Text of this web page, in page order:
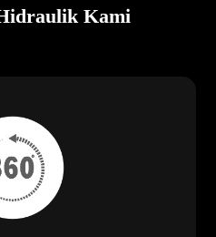
Kami